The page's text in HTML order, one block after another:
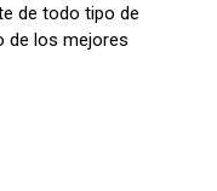
de todo tipo de
de los mejores